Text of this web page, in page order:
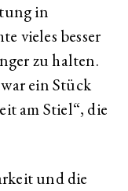
in
vieles besser
zu halten.
ein Stück
am Stiel“, die
und die